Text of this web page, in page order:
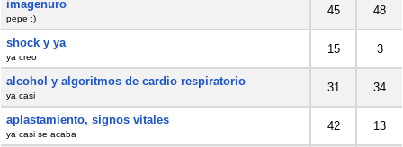
imagenuro
pepe :)
45 48
shock y ya
ya creo
15 3
alcohol y algoritmos de cardio respiratorio
ya casi
31 34
aplastamiento, signos vitales
ya casi se acaba
42 13